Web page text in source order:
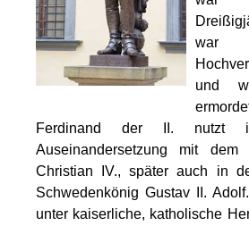
war
und
Ferdinand der II. nutzt
Auseinandersetzung mit dem
Christian IV., später auch in
Schwedenkönig Gustav II.
unter kaiserliche, katholische